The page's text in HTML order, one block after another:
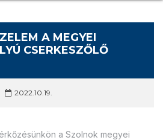
A MEGYEI
CSERKESZŐLŐ
2022.10.19.
a Szolnok megyei